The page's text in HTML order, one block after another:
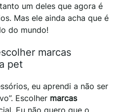
um deles que agora é
Mas ele ainda acha que é
do mundo!
marcas
pet
eu aprendi a não ser
Escolher marcas
Eu não quero que o